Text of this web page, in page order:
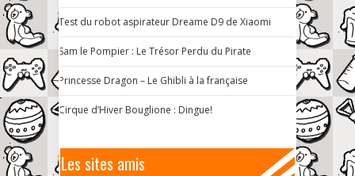
Test du robot aspirateur Dreame D9 de Xiaomi
Sam le Pompier : Le Trésor Perdu du Pirate
Princesse Dragon – Le Ghibli à la française
Cirque d’Hiver Bouglione : Dingue!
Les sites amis